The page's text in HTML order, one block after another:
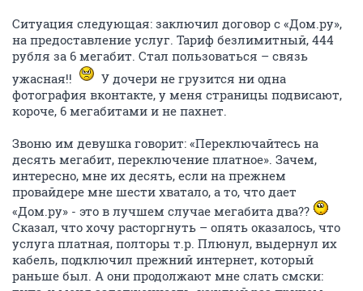
Ситуация следующая: заключил договор с «Дом.ру»,
на предоставление услуг. Тариф безлимитный, 444
рубля за 6 мегабит. Стал пользоваться – связь
ужасная!!
У дочери не грузится ни одна
фотография вконтакте, у меня страницы подвисают,
короче, 6 мегабитами и не пахнет.
Звоню им девушка говорит: «Переключайтесь на
десять мегабит, переключение платное». Зачем,
интересно, мне их десять, если на прежнем
провайдере мне шести хватало, а то, что дает
«Дом.ру» - это в лучшем случае мегабита два??
Сказал, что хочу расторгнуть – опять оказалось, что
услуга платная, полторы т.р. Плюнул, выдернул их
кабель, подключил прежний интернет, который
раньше был. А они продолжают мне слать смски: